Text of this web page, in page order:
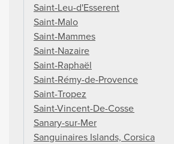
Saint-Leu-d'Esserent
Saint-Malo
Saint-Mammes
Saint-Nazaire
Saint-Raphaël
Saint-Rémy-de-Provence
Saint-Tropez
Saint-Vincent-De-Cosse
Sanary-sur-Mer
Sanguinaires Islands, Corsica